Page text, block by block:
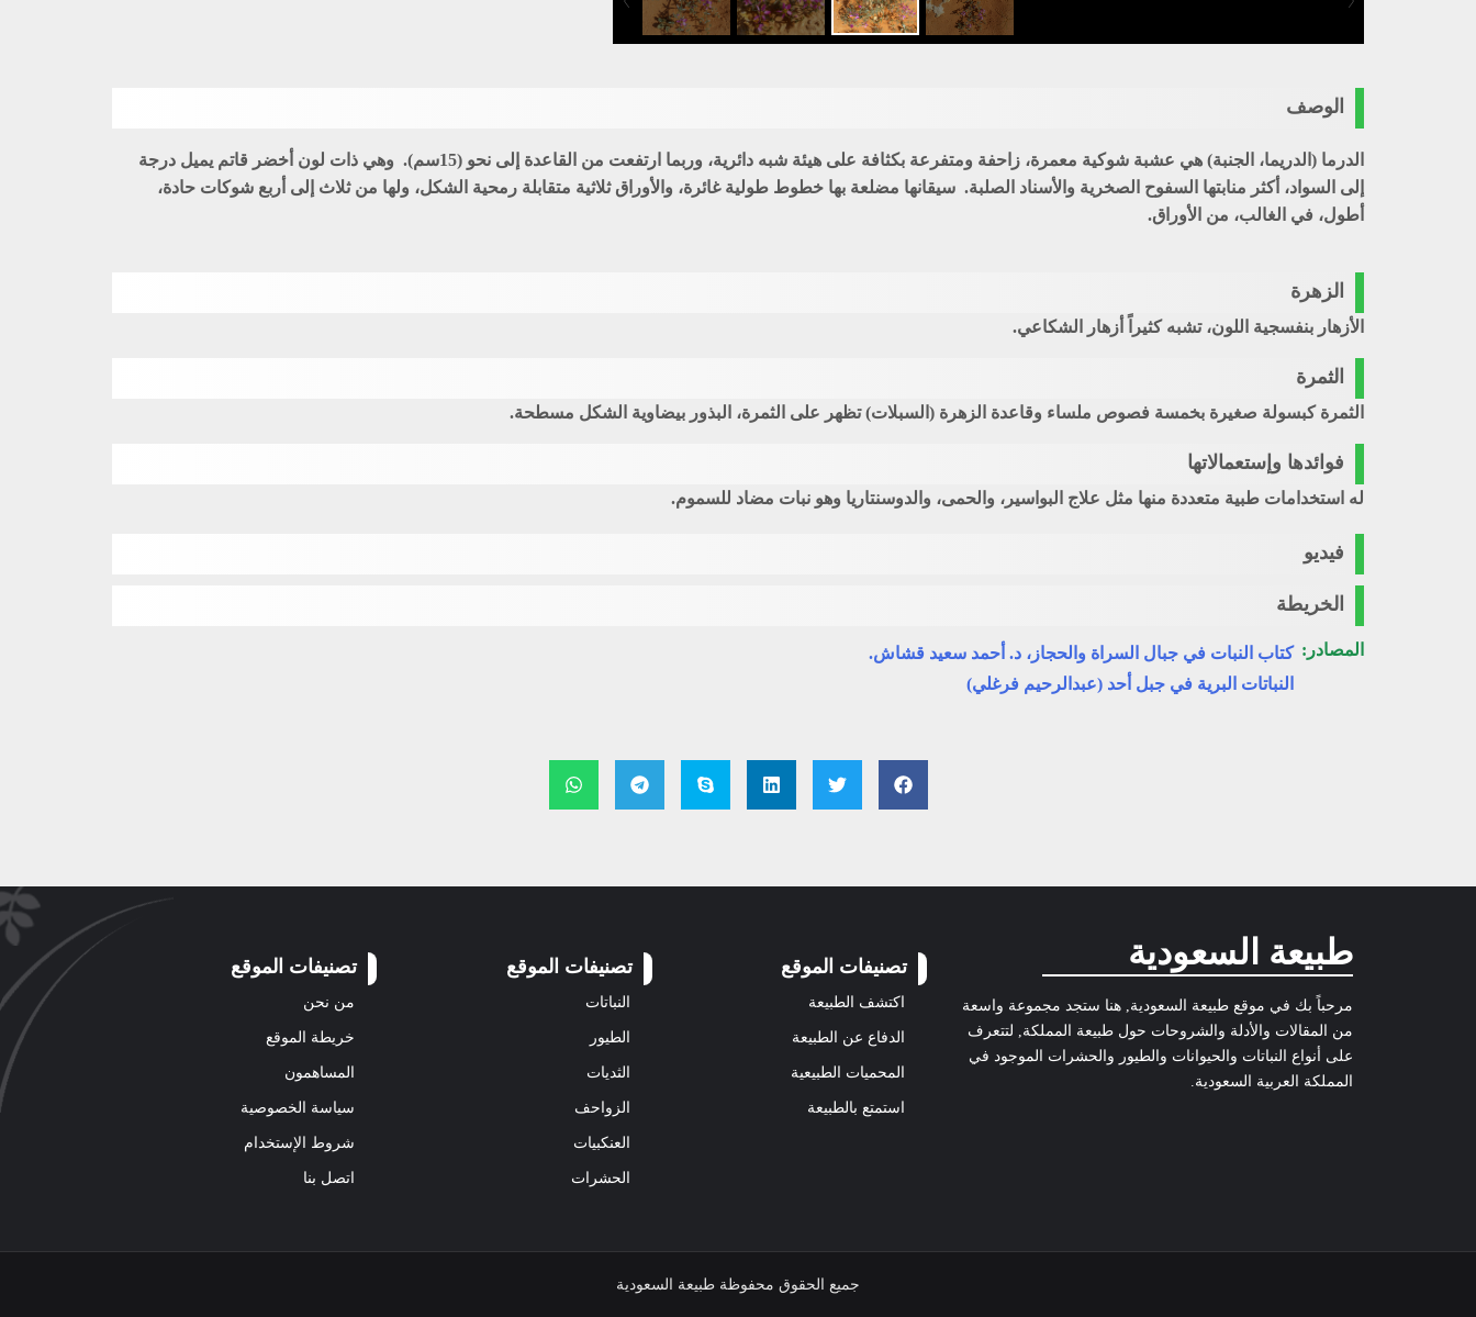
الوصف
الدرما (الدريما، الجنبة) هي عشبة شوكية معمرة، زاحفة ومتفرعة بكثافة على هيئة شبه دائرية، وربما ارتفعت من القاعدة إلى نحو (15سم). وهي ذات لون أخضر قاتم يميل درجة
إلى السواد، أكثر منابتها السفوح الصخرية والأسناد الصلبة. سيقانها مضلعة بها خطوط طولية غائرة، والأوراق ثلاثية متقابلة رمحية الشكل، ولها من ثلاث إلى أربع شوكات حادة،
أطول، في الغالب، من الأوراق.
الزهرة
الأزهار بنفسجية اللون، تشبه كثيراً أزهار الشكاعي.
الثمرة
الثمرة كبسولة صغيرة بخمسة فصوص ملساء وقاعدة الزهرة (السبلات) تظهر على الثمرة، البذور بيضاوية الشكل مسطحة.
فوائدها وإستعمالاتها
له استخدامات طبية متعددة منها مثل علاج البواسير، والحمى، والدوسنتاريا وهو نبات مضاد للسموم.
فيديو
الخريطة
المصادر: كتاب النبات في جبال السراة والحجاز، د. أحمد سعيد قشاش.
النباتات البرية في جبل أحد (عبدالرحيم فرغلي)
طبيعة السعودية
مرحباً بك في موقع طبيعة السعودية, هنا ستجد مجموعة واسعة
من المقالات والأدلة والشروحات حول طبيعة المملكة, لتتعرف
على أنواع النباتات والحيوانات والطيور والحشرات الموجود في
المملكة العربية السعودية.
تصنيفات الموقع
اكتشف الطبيعة
الدفاع عن الطبيعة
المحميات الطبيعية
استمتع بالطبيعة
تصنيفات الموقع
النباتات
الطيور
الثديات
الزواحف
العنكبيات
الحشرات
تصنيفات الموقع
من نحن
خريطة الموقع
المساهمون
سياسة الخصوصية
شروط الإستخدام
اتصل بنا
جميع الحقوق محفوظة طبيعة السعودية